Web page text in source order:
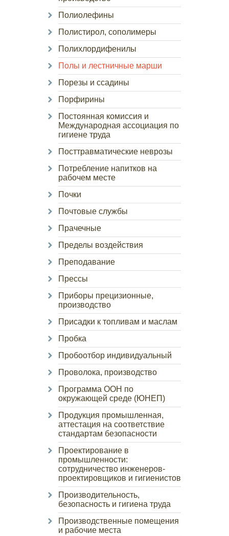
Полиолефины
Полистирол, сополимеры
Полихлордифенилы
Полы и лестничные марши
Порезы и ссадины
Порфирины
Постоянная комиссия и
Международная ассоциация по
гигиене труда
Посттравматические неврозы
Потребление напитков на
рабочем месте
Почки
Почтовые службы
Прачечные
Пределы воздействия
Преподавание
Прессы
Приборы прецизионные,
производство
Присадки к топливам и маслам
Пробка
Пробоотбор индивидуальный
Проволока, производство
Программа ООН по
окружающей среде (ЮНЕП)
Продукция промышленная,
аттестация на соответствие
стандартам безопасности
Проектирование в
промышленности:
сотрудничество инженеров-
проектировщиков и гигиенистов
Производительность,
безопасность и гигиена труда
Производственные помещения
и рабочие места